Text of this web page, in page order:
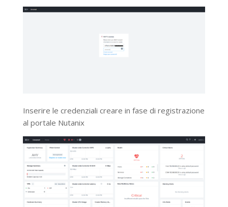
Inserire le credenziali creare in fase di registrazione
al portale Nutanix